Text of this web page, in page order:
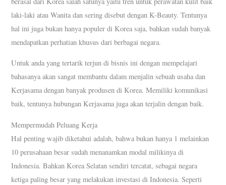
laki-laki atau Wanita dan sering disebut dengan K-Beauty. Tentunya
hal ini juga bukan hanya populer di Korea saja, bahkan sudah banyak
mendapatkan perhatian khusus dari berbagai negara.
Untuk anda yang tertarik terjun di bisnis ini dengan mempelajari
bahasanya akan sangat membantu dalam menjalin sebuah usaha dan
Kerjasama dengan banyak produsen di Korea. Memiliki komunikasi
baik, tentunya hubungan Kerjasama juga akan terjalin dengan baik.
Mempermudah Peluang Kerja
Hal penting wajib diketahui adalah, bahwa bukan hanya 1 melainkan
10 perusahaan besar sudah menanamkan modal milikinya di
Indonesia. Bahkan Korea Selatan sendiri tercatat, sebagai negara
ketiga paling besar yang melakukan investasi di Indonesia. Seperti